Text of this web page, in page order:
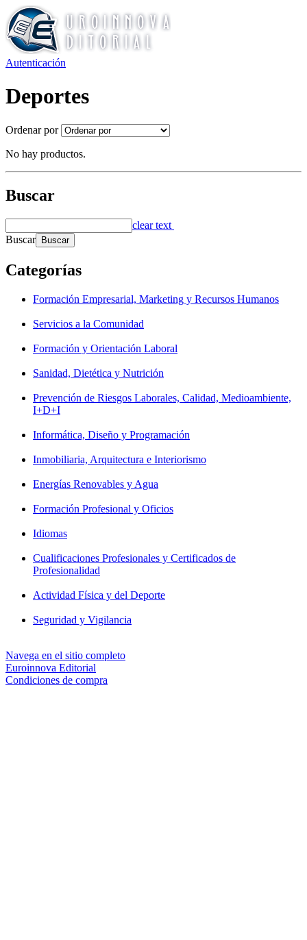
Autenticación
Deportes
Ordenar por
No hay productos.
Buscar
clear text
Buscar
Categorías
Formación Empresarial, Marketing y Recursos Humanos
Servicios a la Comunidad
Formación y Orientación Laboral
Sanidad, Dietética y Nutrición
Prevención de Riesgos Laborales, Calidad, Medioambiente,
I+D+I
Informática, Diseño y Programación
Inmobiliaria, Arquitectura e Interiorismo
Energías Renovables y Agua
Formación Profesional y Oficios
Idiomas
Cualificaciones Profesionales y Certificados de
Profesionalidad
Actividad Física y del Deporte
Seguridad y Vigilancia
Navega en el sitio completo
Euroinnova Editorial
Condiciones de compra